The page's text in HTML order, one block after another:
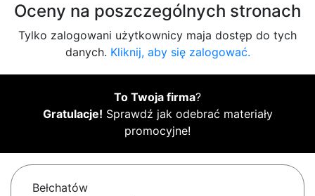
Oceny na poszczególnych stronach
Tylko zalogowani użytkownicy maja dostęp do tych
danych. Kliknij, aby się zalogować.
To Twoja firma?
Gratulacje! Sprawdź jak odebrać materiały
promocyjne!
Bełchatów